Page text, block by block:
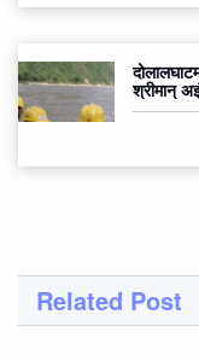
श्रीमान्
Related Post